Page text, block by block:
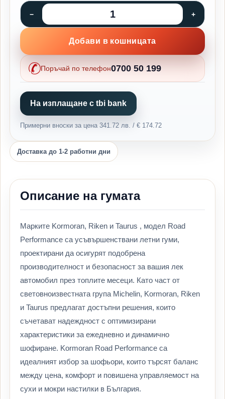
Добави в кошницата
Поръчай по телефон0700 50 199
На изплащане с tbi bank
Примерни вноски за цена 341.72 лв. / € 174.72
Доставка до 1-2 работни дни
Описание на гумата
Марките Kormoran, Riken и Taurus , модел Road
Performance са усъвършенствани летни гуми,
проектирани да осигурят подобрена
производителност и безопасност за вашия лек
автомобил през топлите месеци. Като част от
световноизвестната група Michelin, Kormoran, Riken
и Taurus предлагат достъпни решения, които
съчетават надеждност с оптимизирани
характеристики за ежедневно и динамично
шофиране. Kormoran Road Performance са
идеалният избор за шофьори, които търсят баланс
между цена, комфорт и повишена управляемост на
сухи и мокри настилки в България.